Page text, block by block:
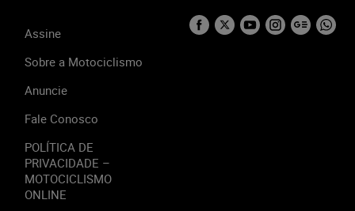
Assine
Sobre a Motociclismo
Anuncie
Fale Conosco
POLÍTICA DE
PRIVACIDADE –
MOTOCICLISMO
ONLINE